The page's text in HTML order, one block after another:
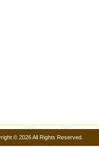
© 2026 All Rights Reserved.